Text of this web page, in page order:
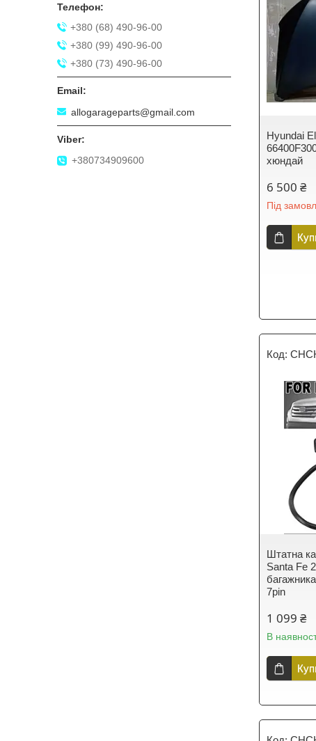
Hyundai
хюндай
6 500 ₴
Під
Штатна
Santa Fe
7pin
1 099 ₴
В
+380 (68) 490-96-00
+380 (99) 490-96-00
+380 (73) 490-96-00
allogarageparts@gmail.com
+380734909600